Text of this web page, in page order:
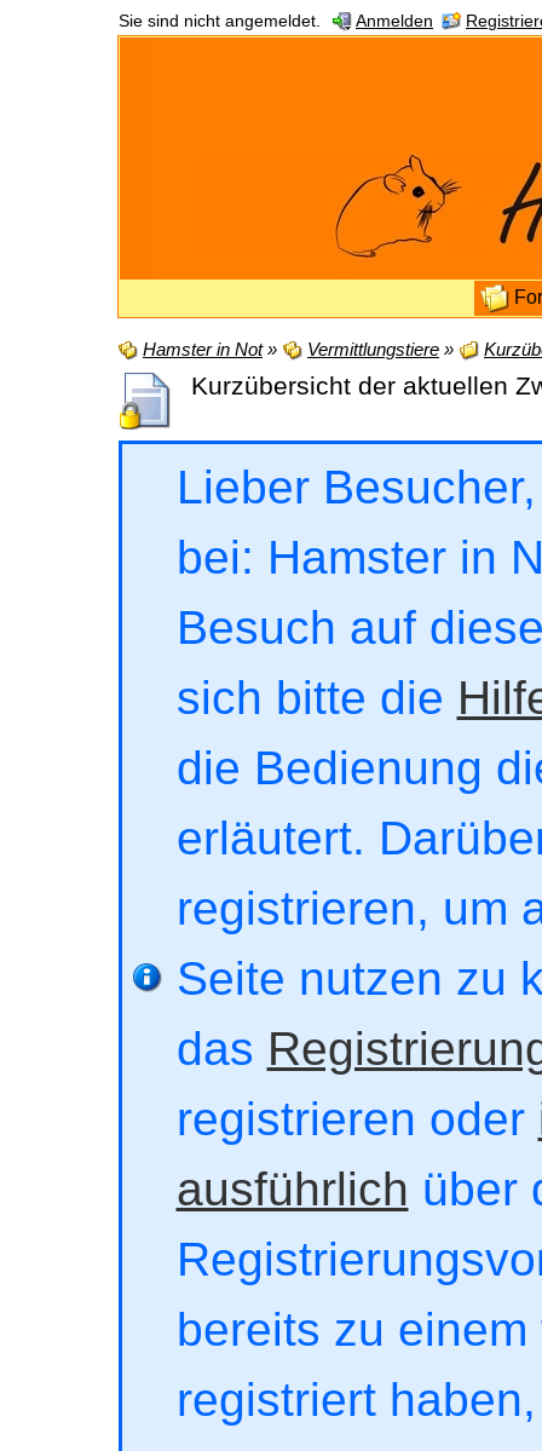
Sie sind nicht angemeldet. Anmelden
Hamster in Not» Vermittlungstiere »
Kurzübersicht der aktuellen
Lieber
bei: Hamster in
Besuch auf
sich bitte die
die Bedienung
erläutert.
registrieren, um
Seite nutzen zu
das
registrieren oder
ausführlich über
bereits zu
registriert